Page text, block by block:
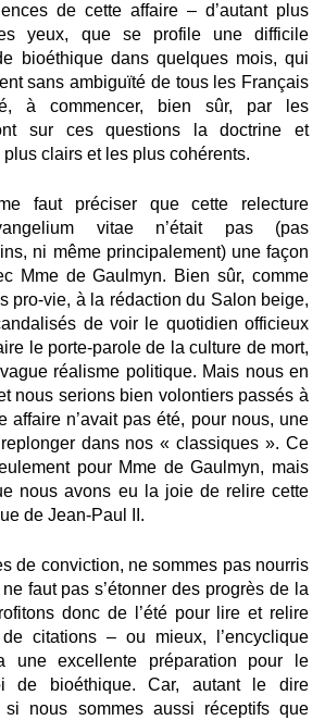
de cette affaire – d’autant plus
yeux, que se profile une difficile
bioéthique dans quelques mois, qui
sans ambiguïté de tous les Français
à commencer, bien sûr, par les
sur ces questions la doctrine et
plus clairs et les plus cohérents.
faut préciser que cette relecture
vitae n’était pas (pas
ni même principalement) une façon
Mme de Gaulmyn. Bien sûr, comme
pro-vie, à la rédaction du Salon beige,
de voir le quotidien officieux
le porte-parole de la culture de mort,
réalisme politique. Mais nous en
nous serions bien volontiers passés à
affaire n’avait pas été, pour nous, une
dans nos « classiques ». Ce
pour Mme de Gaulmyn, mais
nous avons eu la joie de relire cette
de Jean-Paul II.
de conviction, ne sommes pas nourris
faut pas s’étonner des progrès de la
donc de l’été pour lire et relire
citations – ou mieux, l’encyclique
une excellente préparation pour le
de bioéthique. Car, autant le dire
si nous sommes aussi réceptifs que